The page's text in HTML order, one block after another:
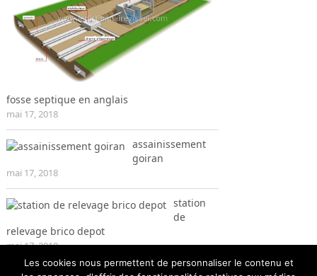
fosse septique en anglais
mai 17, 2018
assainissement
goiran
mai 17, 2018
station
de
relevage brico depot
mai 17, 2018
Les cookies nous permettent de personnaliser le contenu et